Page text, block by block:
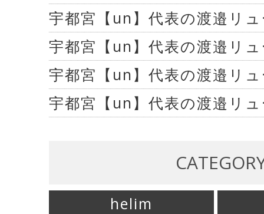
宇都宮【un】代表の渡邉リ
宇都宮【un】代表の渡邉リ
宇都宮【un】代表の渡邉リ
宇都宮【un】代表の渡邉リ
helim